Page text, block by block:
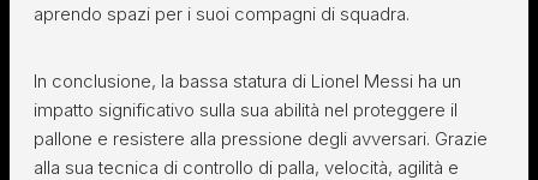
aprendo spazi per i suoi compagni di squadra.
In conclusione, la bassa statura di Lionel Messi ha un
impatto significativo sulla sua abilità nel proteggere il
pallone e resistere alla pressione degli avversari. Grazie
alla sua tecnica di controllo di palla, velocità, agilità e